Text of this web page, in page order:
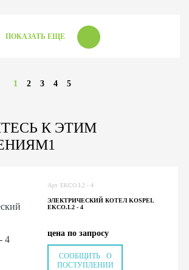
ПОКАЗАТЬ ЕЩЕ
1 2 3 4 5
К ЭТИМ
Арт. EKCO.L2 - 4
ЭЛЕКТРИЧЕСКИЙ КОТЕЛ KOSPEL
EKCO.L2 - 4
цена по запросу
СООБЩИТЬ О
ПОСТУПЛЕНИИ